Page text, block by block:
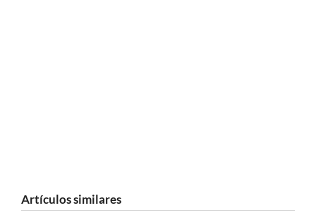
Artículos similares